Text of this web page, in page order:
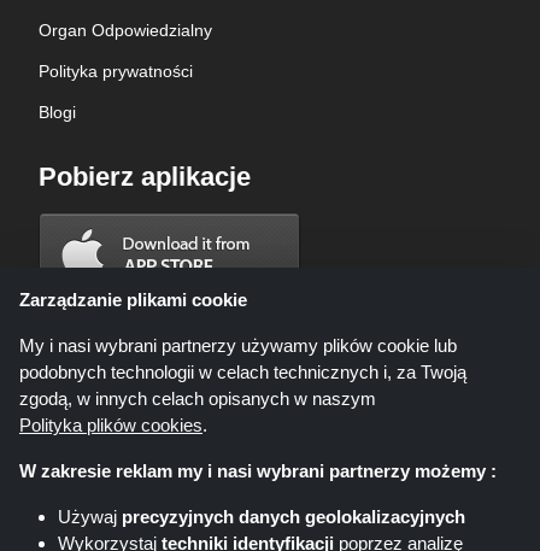
Organ Odpowiedzialny
Polityka prywatności
Blogi
Pobierz aplikacje
Zarządzanie plikami cookie
My i nasi wybrani partnerzy używamy plików cookie lub
podobnych technologii w celach technicznych i, za Twoją
zgodą, w innych celach opisanych w naszym
Polityka plików cookies.
W zakresie reklam my i nasi wybrani partnerzy możemy :
Używaj precyzyjnych danych geolokalizacyjnych
Wykorzystaj techniki identyfikacji poprzez analizę